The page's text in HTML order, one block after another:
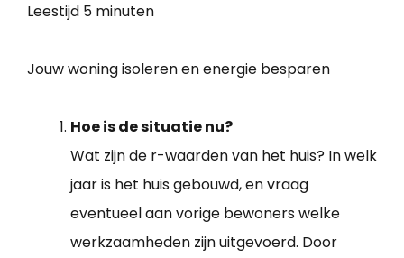
Leestijd 5 minuten
Jouw woning isoleren en energie besparen
Hoe is de situatie nu?
Wat zijn de r-waarden van het huis? In welk
jaar is het huis gebouwd, en vraag
eventueel aan vorige bewoners welke
werkzaamheden zijn uitgevoerd. Door